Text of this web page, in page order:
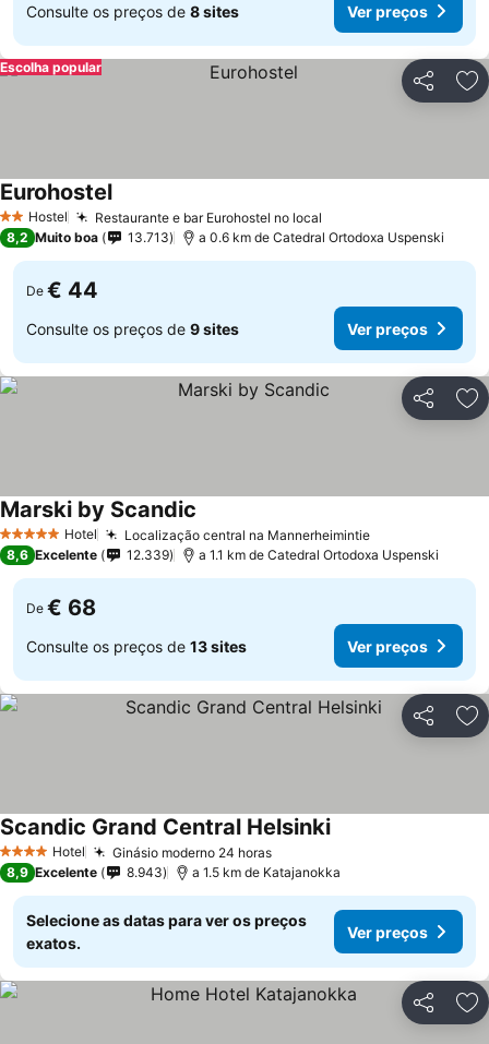
Consulte os preços de 8 sites Ver preços
Partilhar
Escolha popular
2 Estrelas
Hostel Restaurante e bar Eurohostel no local
EurohostelVer preços
8,2 Muito boa 13.713 a 0.6 km de Catedral Ortodoxa Uspenski
De € 44
Consulte os preços de 9 sites Ver preços
Partilhar
5 Estrelas Hotel Localização central na MannerheimintieVer preços
Marski by Scandic
8,6 Excelente 12.339 a 1.1 km de Catedral Ortodoxa Uspenski
De € 68
Consulte os preços de 13 sites Ver preços
Partilhar
4 EstrelasHotel Ginásio moderno 24 horasVer preços
Scandic Grand Central HelsinkiVer preços
8,9 Excelente 8.943 a 1.5 km de Katajanokka
Selecione as datas para ver os preços
exatos.
Ver preços
Partilhar